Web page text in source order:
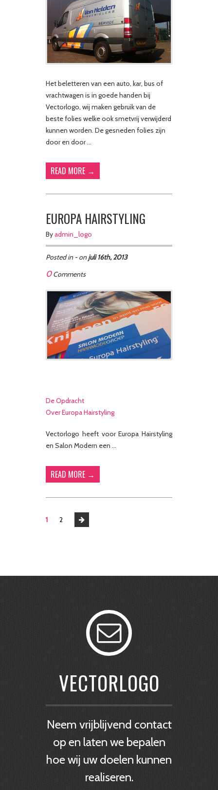
Het beletteren van een auto, kar, bus of
vrachtwagen is in goede handen bij
Vectorlogo, wij maken gebruik van de
beste folies welke ook smetvrij verwijderd
kunnen worden. De gesneden folies zijn
door en door …
READ MORE →
EUROPA HAIRSTYLING
Byadmin_logo
Posted in - on juli 16th, 2013
0Comments
De Opdracht
Over Europa Hairstyling
Vectorlogo heeft voor Europa Hairstyling
en Salon Modern een …
READ MORE →
1 2
VECTORLOGO
Neem vrijblijvend contact
op en laten we bepalen
hoe wij uw doelen kunnen
realiseren.